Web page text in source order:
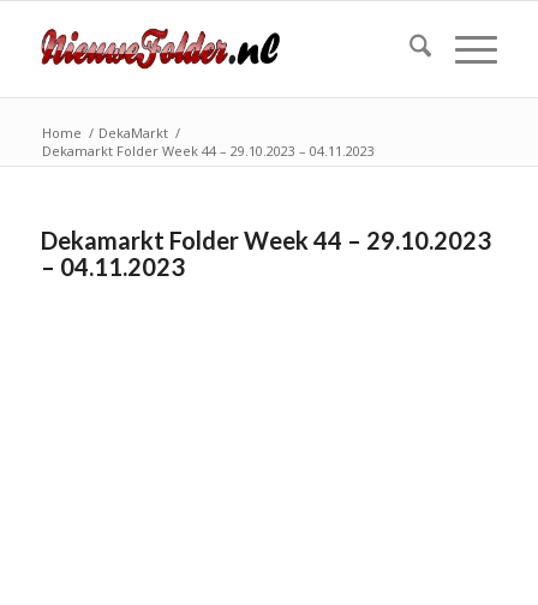
Home / DekaMarkt /
Dekamarkt Folder Week 44 – 29.10.2023 – 04.11.2023
Dekamarkt Folder Week 44 – 29.10.2023
– 04.11.2023